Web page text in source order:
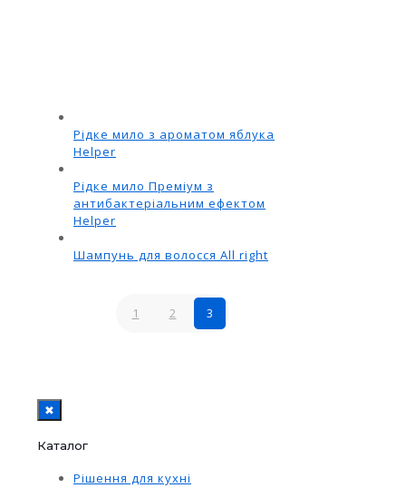
Рідке мило з ароматом яблука
Helper
Рідке мило Преміум з
антибактеріальним ефектом
Helper
Шампунь для волосся All right
1 2 3
✖
Каталог
Рішення для кухні